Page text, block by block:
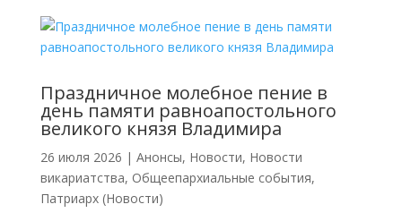
Праздничное молебное пение в
день памяти равноапостольного
великого князя Владимира
26 июля 2026 | Анонсы, Новости, Новости
викариатства, Общеепархиальные события,
Патриарх (Новости)